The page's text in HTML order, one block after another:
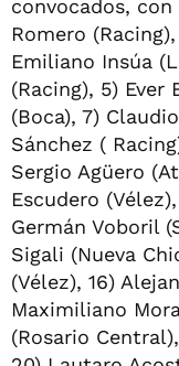
convocados,
Romero
Emiliano Insúa
(Racing), 5) Ever
(Boca), 7)
Sánchez (
Sergio Agüero
Escudero
Germán Voboril
Sigali (Nueva
(Vélez), 16)
Maximiliano
(Rosario